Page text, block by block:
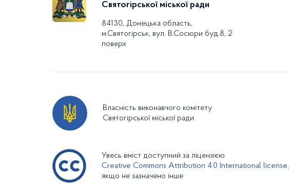
Святогірської міської ради
84130, Донецька область,
м.Святогірськ, вул. В.Сосюри буд.8, 2
поверх
Власність виконавчого комітету
Святогірської міської ради
Увесь вміст доступний за ліцензією
Creative Commons Attribution 4.0 International license,
якщо не зазначено інше